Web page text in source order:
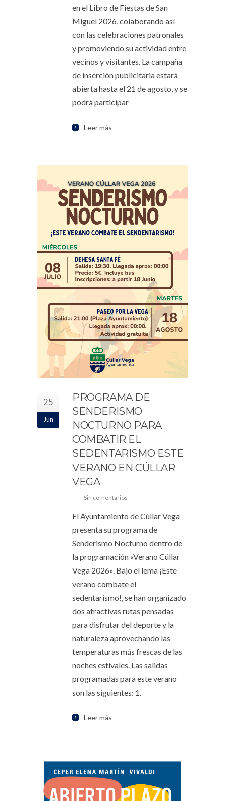
en el Libro de Fiestas de San
Miguel 2026, colaborando así
con las celebraciones patronales
y promoviendo su actividad entre
vecinos y visitantes. La campaña
de inserción publicitaria estará
abierta hasta el 21 de agosto, y se
podrá participar
Leer más
25
Jun
PROGRAMA DE
SENDERISMO
NOCTURNO PARA
COMBATIR EL
SEDENTARISMO ESTE
VERANO EN CÚLLAR
VEGA
Sin comentarios
El Ayuntamiento de Cúllar Vega
presenta su programa de
Senderismo Nocturno dentro de
la programación «Verano Cúllar
Vega 2026». Bajo el lema ¡Este
verano combate el
sedentarismo!, se han organizado
dos atractivas rutas pensadas
para disfrutar del deporte y la
naturaleza aprovechando las
temperaturas más frescas de las
noches estivales. Las salidas
programadas para este verano
son las siguientes: 1.
Leer más